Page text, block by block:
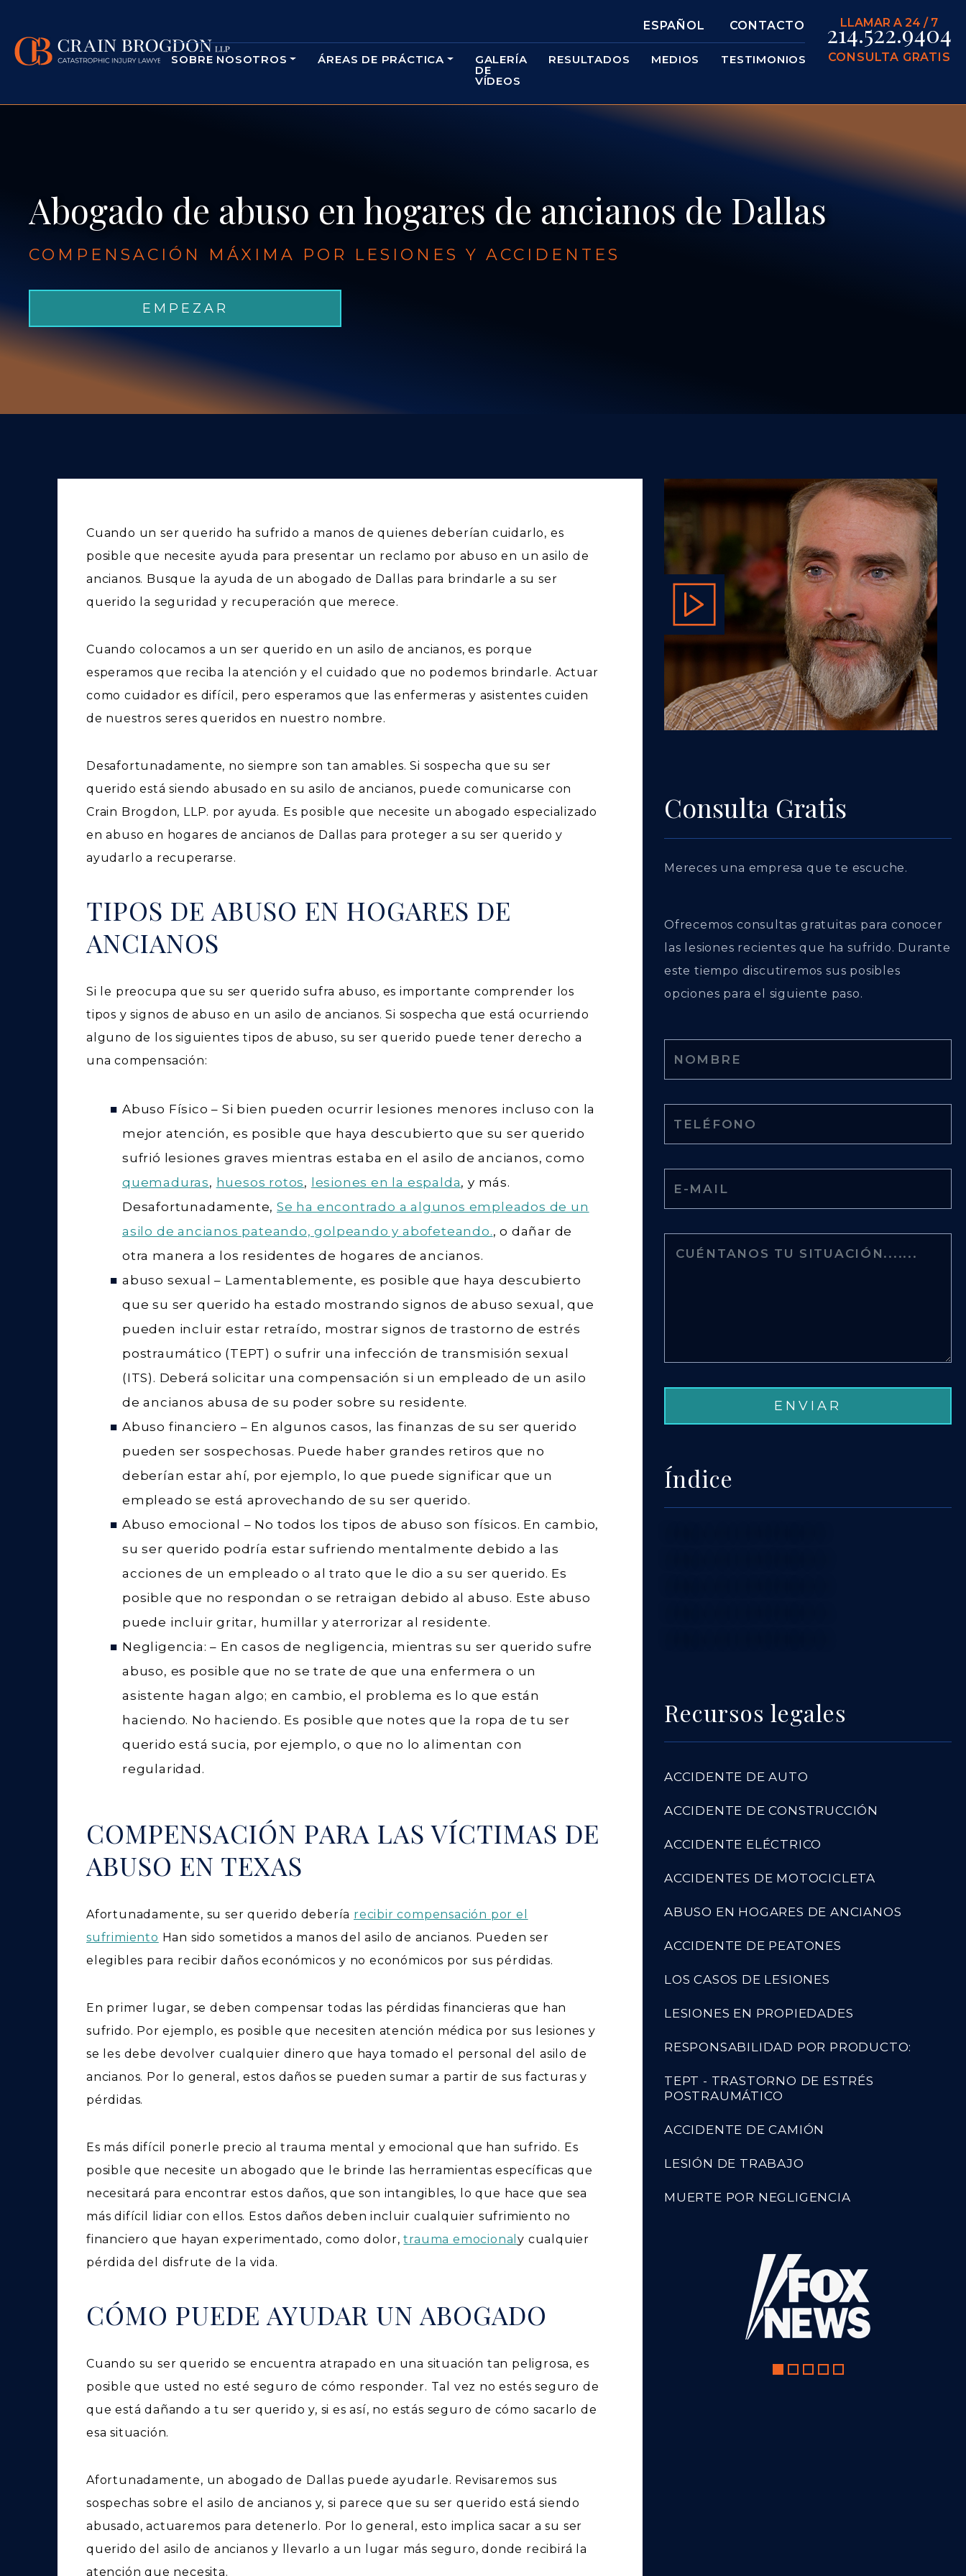
ESPAÑOL CONTACTO
SOBRE NOSOTROS ÁREAS DE PRÁCTICA GALERÍA
DE
VÍDEOS
RESULTADOS MEDIOS TESTIMONIOS
LLAMAR A 24 / 7
214.522.9404
CONSULTA GRATIS
Abogado de abuso en hogares de ancianos de Dallas
COMPENSACIÓN MÁXIMA POR LESIONES Y ACCIDENTES
EMPEZAR
Cuando un ser querido ha sufrido a manos de quienes deberían cuidarlo, es
posible que necesite ayuda para presentar un reclamo por abuso en un asilo de
ancianos. Busque la ayuda de un abogado de Dallas para brindarle a su ser
querido la seguridad y recuperación que merece.
Cuando colocamos a un ser querido en un asilo de ancianos, es porque
esperamos que reciba la atención y el cuidado que no podemos brindarle. Actuar
como cuidador es difícil, pero esperamos que las enfermeras y asistentes cuiden
de nuestros seres queridos en nuestro nombre.
Desafortunadamente, no siempre son tan amables. Si sospecha que su ser
querido está siendo abusado en su asilo de ancianos, puede comunicarse con
Crain Brogdon, LLP. por ayuda. Es posible que necesite un abogado especializado
en abuso en hogares de ancianos de Dallas para proteger a su ser querido y
ayudarlo a recuperarse.
TIPOS DE ABUSO EN HOGARES DE
ANCIANOS
Si le preocupa que su ser querido sufra abuso, es importante comprender los
tipos y signos de abuso en un asilo de ancianos. Si sospecha que está ocurriendo
alguno de los siguientes tipos de abuso, su ser querido puede tener derecho a
una compensación:
Abuso Físico – Si bien pueden ocurrir lesiones menores incluso con la
mejor atención, es posible que haya descubierto que su ser querido
sufrió lesiones graves mientras estaba en el asilo de ancianos, como
quemaduras, huesos rotos, lesiones en la espalda, y más.
Desafortunadamente,Se ha encontrado a algunos empleados de un
asilo de ancianos pateando, golpeando y abofeteando., o dañar de
otra manera a los residentes de hogares de ancianos.
abuso sexual
– Lamentablemente, es posible que haya descubierto
que su ser querido ha estado mostrando signos de abuso sexual, que
pueden incluir estar retraído, mostrar signos de trastorno de estrés
postraumático (TEPT) o sufrir una infección de transmisión sexual
(ITS). Deberá solicitar una compensación si un empleado de un asilo
de ancianos abusa de su poder sobre su residente.
Abuso financiero – En algunos casos, las finanzas de su ser querido
pueden ser sospechosas. Puede haber grandes retiros que no
deberían estar ahí, por ejemplo, lo que puede significar que un
empleado se está aprovechando de su ser querido.
Abuso emocional
– No todos los tipos de abuso son físicos. En cambio,
su ser querido podría estar sufriendo mentalmente debido a las
acciones de un empleado o al trato que le dio a su ser querido. Es
posible que no respondan o se retraigan debido al abuso. Este abuso
puede incluir gritar, humillar y aterrorizar al residente.
Negligencia:– En casos de negligencia, mientras su ser querido sufre
abuso, es posible que no se trate de que una enfermera o un
asistente hagan algo; en cambio, el problema es lo que están
haciendo. No haciendo. Es posible que notes que la ropa de tu ser
querido está sucia, por ejemplo, o que no lo alimentan con
regularidad.
COMPENSACIÓN PARA LAS VÍCTIMAS DE
ABUSO EN TEXAS
Afortunadamente, su ser querido debería recibir compensación por el
sufrimiento Han sido sometidos a manos del asilo de ancianos. Pueden ser
elegibles para recibir daños económicos y no económicos por sus pérdidas.
En primer lugar, se deben compensar todas las pérdidas financieras que han
sufrido. Por ejemplo, es posible que necesiten atención médica por sus lesiones y
se les debe devolver cualquier dinero que haya tomado el personal del asilo de
ancianos. Por lo general, estos daños se pueden sumar a partir de sus facturas y
pérdidas.
Es más difícil ponerle precio al trauma mental y emocional que han sufrido. Es
posible que necesite un abogado que le brinde las herramientas específicas que
necesitará para encontrar estos daños, que son intangibles, lo que hace que sea
más difícil lidiar con ellos. Estos daños deben incluir cualquier sufrimiento no
financiero que hayan experimentado, como dolor,trauma emocionaly cualquier
pérdida del disfrute de la vida.
CÓMO PUEDE AYUDAR UN ABOGADO
Cuando su ser querido se encuentra atrapado en una situación tan peligrosa, es
posible que usted no esté seguro de cómo responder. Tal vez no estés seguro de
que está dañando a tu ser querido y, si es así, no estás seguro de cómo sacarlo de
esa situación.
Afortunadamente, un abogado de Dallas puede ayudarle. Revisaremos sus
sospechas sobre el asilo de ancianos y, si parece que su ser querido está siendo
abusado, actuaremos para detenerlo. Por lo general, esto implica sacar a su ser
querido del asilo de ancianos y llevarlo a un lugar más seguro, donde recibirá la
atención que necesita.
Consulta Gratis
Mereces una empresa que te escuche.
Ofrecemos consultas gratuitas para conocer
las lesiones recientes que ha sufrido. Durante
este tiempo discutiremos sus posibles
opciones para el siguiente paso.
Índice
Recursos legales
ACCIDENTE DE AUTO
ACCIDENTE DE CONSTRUCCIÓN
ACCIDENTE ELÉCTRICO
ACCIDENTES DE MOTOCICLETA
ABUSO EN HOGARES DE ANCIANOS
ACCIDENTE DE PEATONES
LOS CASOS DE LESIONES
LESIONES EN PROPIEDADES
RESPONSABILIDAD POR PRODUCTO:
TEPT - TRASTORNO DE ESTRÉS
POSTRAUMÁTICO
ACCIDENTE DE CAMIÓN
LESIÓN DE TRABAJO
MUERTE POR NEGLIGENCIA